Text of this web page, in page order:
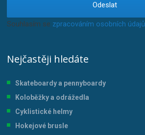
Odeslat
Souhlasím se zpracováním osobních údajů
Nejčastěji hledáte
Skateboardy a pennyboardy
Koloběžky a odrážedla
Cyklistické helmy
Hokejové brusle